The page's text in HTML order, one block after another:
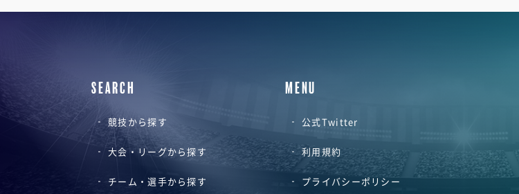
SEARCH
競技から探す
大会・リーグから探す
チーム・選手から探す
MENU
公式Twitter
利用規約
プライバシーポリシー